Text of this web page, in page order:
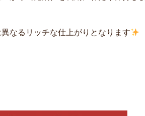
なるリッチな仕上がりとなります